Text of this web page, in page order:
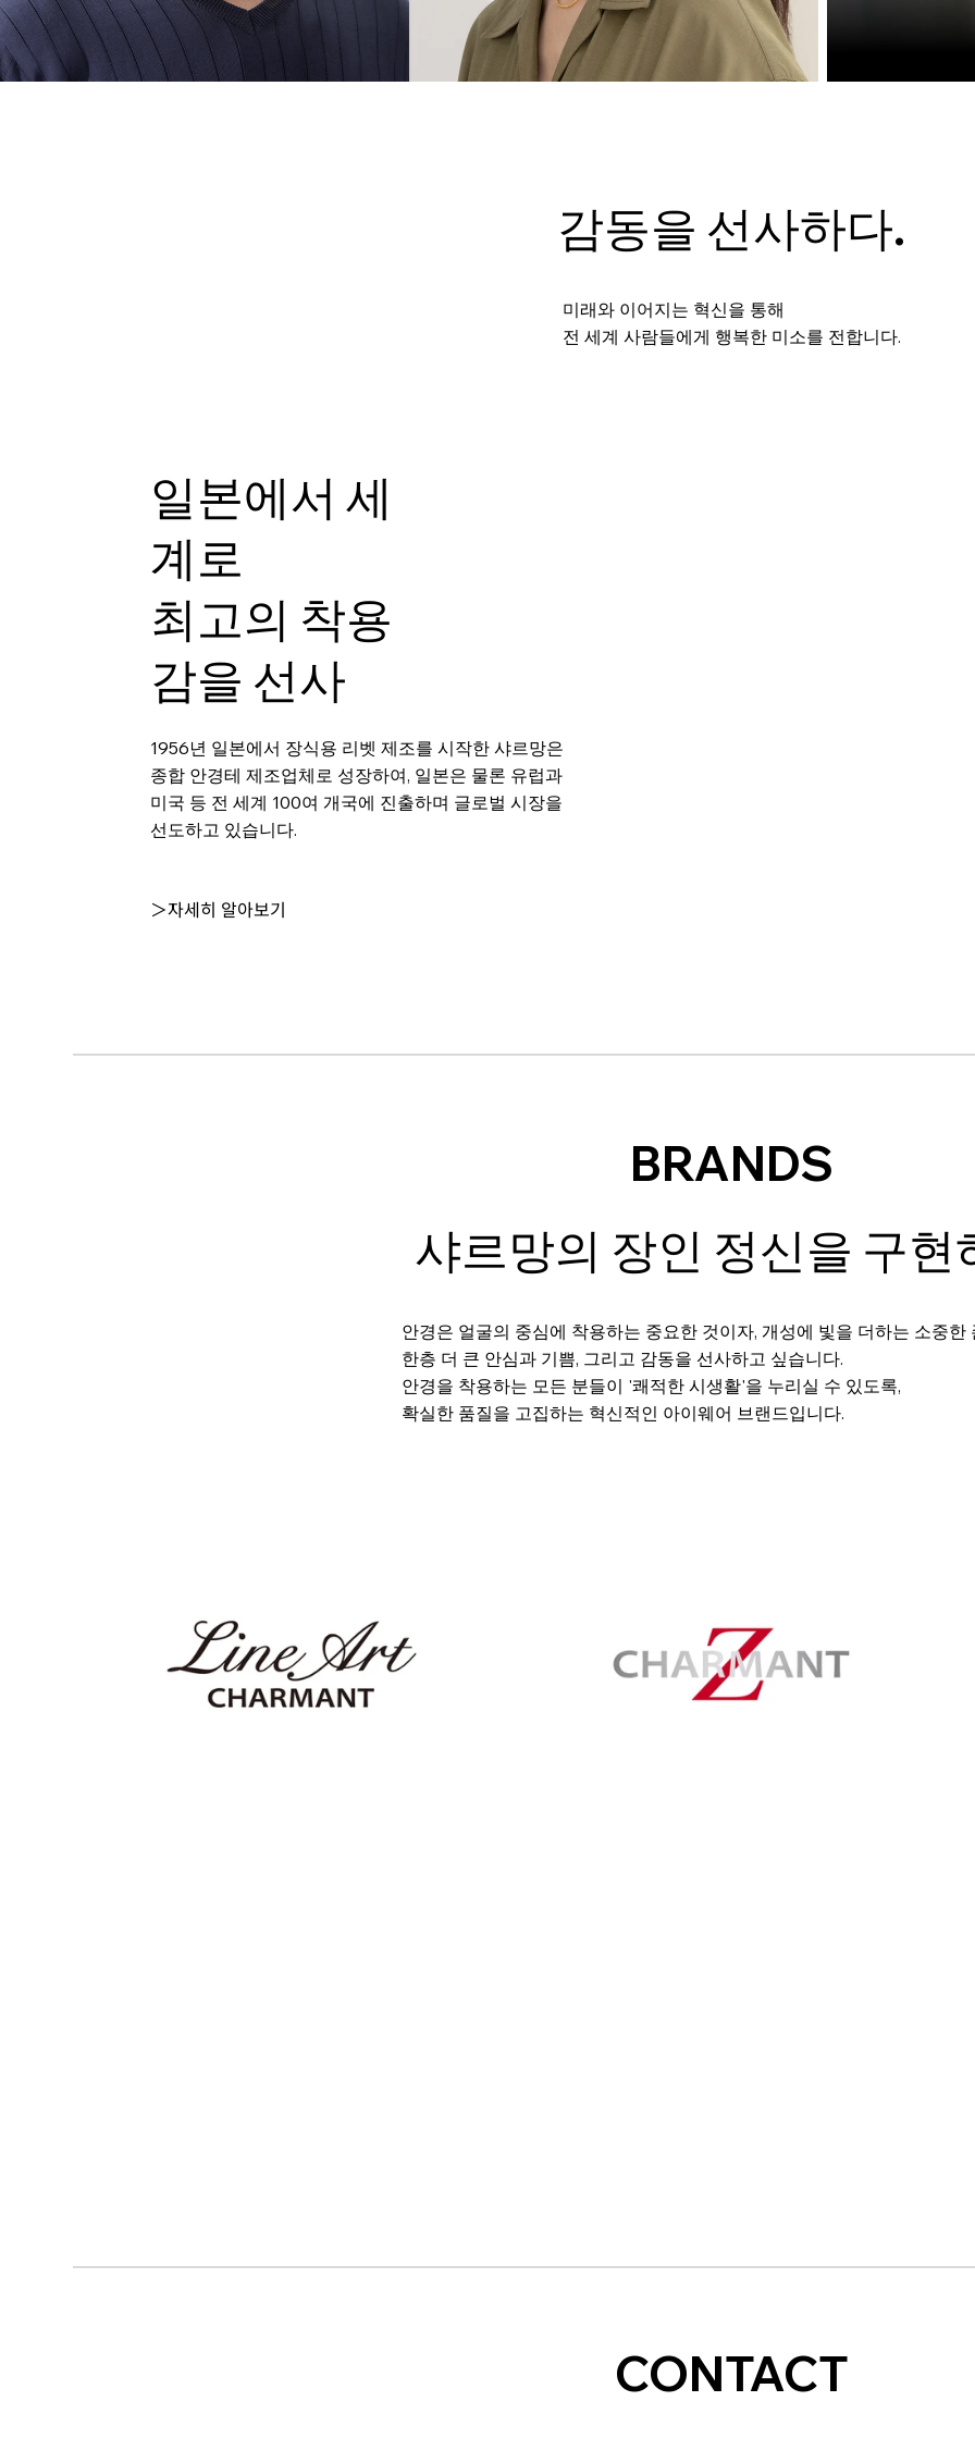
감동을 선사하다.
미래와 이어지는 혁신을 통해
전 세계 사람들에게 행복한 미소를 전합니다.
일본에서 세
계로
최고의 착용
감을 선사
1956년 일본에서 장식용 리벳 제조를 시작한 샤르망은
종합 안경테 제조업체로 성장하여, 일본은 물론 유럽과
미국 등 전 세계 100여 개국에 진출하며 글로벌 시장을
선도하고 있습니다.
＞자세히 알아보기
BRANDS
샤르망의 장인 정신을 구현
안경은 얼굴의 중심에 착용하는 중요한 것이자, 개성에 빛을 더하는 소중한
한층 더 큰 안심과 기쁨, 그리고 감동을 선사하고 싶습니다.
안경을 착용하는 모든 분들이 '쾌적한 시생활'을 누리실 수 있도록,
확실한 품질을 고집하는 혁신적인 아이웨어 브랜드입니다.
CONTACT